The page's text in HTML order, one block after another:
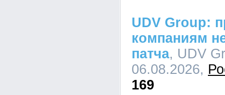
UDV Group:
компаниям
патча, UDV
06.08.2026,
169